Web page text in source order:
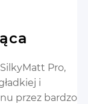
Pro,
i
przez bardzo